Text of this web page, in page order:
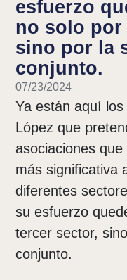
esfuerzo
no solo por
sino por la
conjunto.
07/23/2024
Ya están aquí
López que
asociaciones
más significativa
diferentes
su esfuerzo
tercer sector,
conjunto.